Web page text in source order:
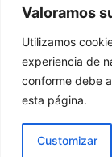
Valoramos
Utilizamos
experiencia de
conforme debe
esta página.
Customizar
Síguenos